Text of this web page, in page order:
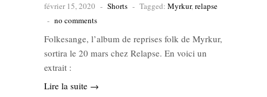
février 15, 2020 - Shorts - Tagged: Myrkur,relapse
- no comments
Folkesange, l’album de reprises folk de Myrkur,
sortira le 20 mars chez Relapse. En voici un
extrait :
Lire la suite →